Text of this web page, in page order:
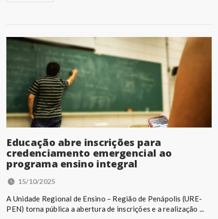
Educação abre inscrições para
credenciamento emergencial ao
programa ensino integral
15/10/2025
A Unidade Regional de Ensino – Região de Penápolis (URE-
PEN) torna pública a abertura de inscrições e a realização ...